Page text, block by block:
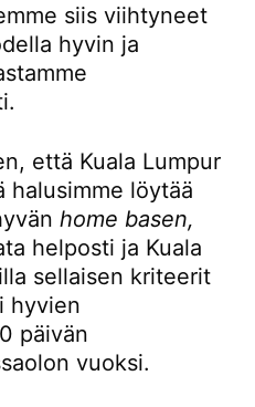
siis viihtyneet
hyvin ja
että Kuala Lumpur
halusimme löytää
home basen,
helposti ja Kuala
sellaisen kriteerit
hyvien
päivän
vuoksi.